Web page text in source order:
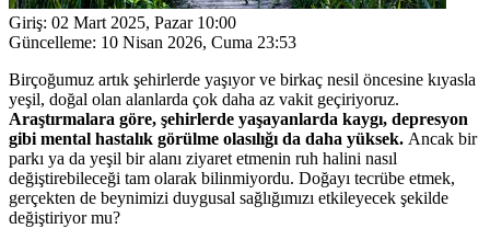
Giriş: 02 Mart 2025, Pazar 10:00
Güncelleme: 10 Nisan 2026, Cuma 23:53
Birçoğumuz artık şehirlerde yaşıyor ve birkaç nesil öncesine kıyasla
yeşil, doğal olan alanlarda çok daha az vakit geçiriyoruz.
Araştırmalara göre, şehirlerde yaşayanlarda kaygı, depresyon
gibi mental hastalık görülme olasılığı da daha yüksek. Ancak bir
parkı ya da yeşil bir alanı ziyaret etmenin ruh halini nasıl
değiştirebileceği tam olarak bilinmiyordu. Doğayı tecrübe etmek,
gerçekten de beynimizi duygusal sağlığımızı etkileyecek şekilde
değiştiriyor mu?